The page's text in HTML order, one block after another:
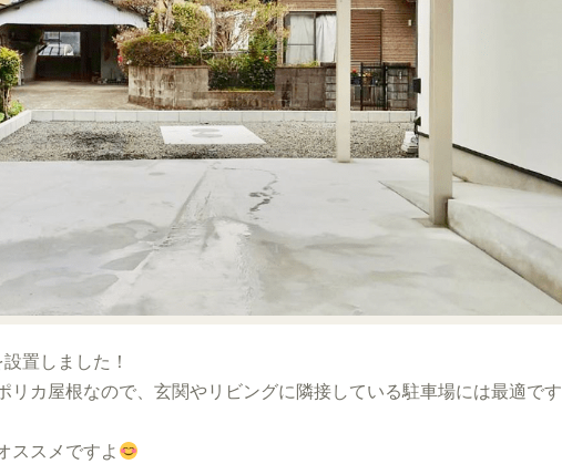
置しました！
リカ屋根なので、玄関やリビングに隣接している駐車場には最適です
ススメですよ